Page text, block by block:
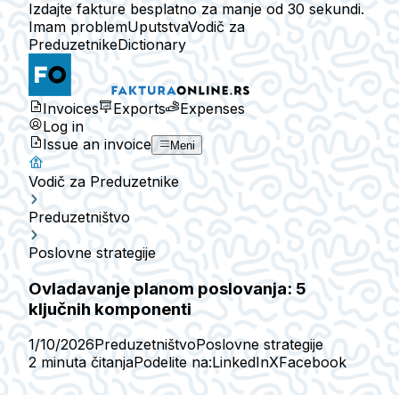
Izdajte fakture besplatno za manje od 30 sekundi.
Imam problemUputstvaVodič za
PreduzetnikeDictionary
Invoices Exports
Expenses
Log in
Issue an invoice
Meni
Vodič za Preduzetnike
Preduzetništvo
Poslovne strategije
Ovladavanje planom poslovanja: 5
ključnih komponenti
1/10/2026PreduzetništvoPoslovne strategije
2 minuta čitanjaPodelite na:LinkedInXFacebook